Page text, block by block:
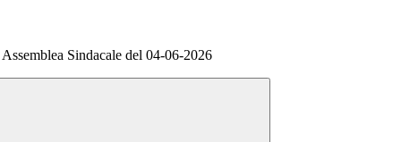
Sindacale del 04-06-2026